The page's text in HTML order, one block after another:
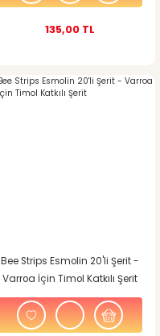
135,00 TL
%13
Bee Strips Esmolin 20'li Şerit -
Varroa İçin Timol Katkılı Şerit